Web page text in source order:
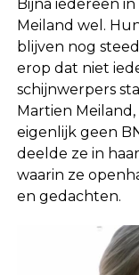
Bijna iedereen
Meiland wel.
blijven nog
erop dat niet
schijnwerpers
Martien
eigenlijk geen
deelde ze in
waarin ze
en gedachten.